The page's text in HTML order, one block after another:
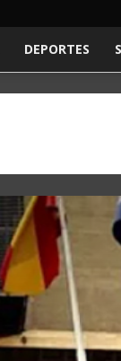
DEPORTES